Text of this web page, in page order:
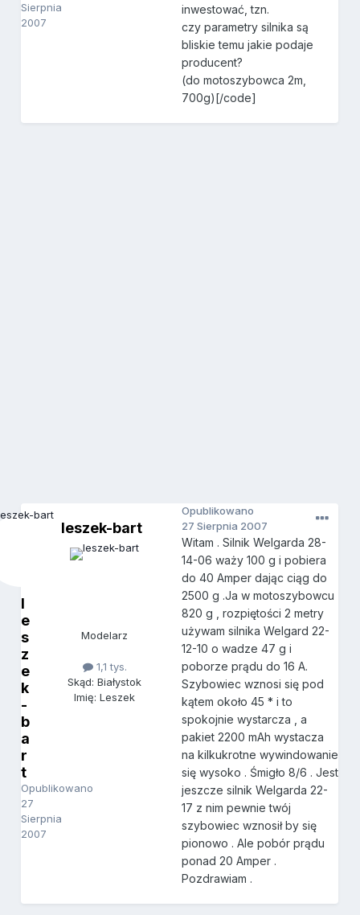
Sierpnia
2007
inwestować, tzn.
czy parametry silnika są
bliskie temu jakie podaje
producent?
(do motoszybowca 2m,
700g)[/code]
l
e
s
z
e
k
-
b
a
r
t
Opublikowano
27
Sierpnia
2007
leszek-bart
Modelarz
1,1 tys.
Skąd: Białystok
Imię: Leszek
Opublikowano
27 Sierpnia 2007
Witam . Silnik Welgarda 28-
14-06 waży 100 g i pobiera
do 40 Amper dając ciąg do
2500 g .Ja w motoszybowcu
820 g , rozpiętości 2 metry
używam silnika Welgard 22-
12-10 o wadze 47 g i
poborze prądu do 16 A.
Szybowiec wznosi się pod
kątem około 45 * i to
spokojnie wystarcza , a
pakiet 2200 mAh wystacza
na kilkukrotne wywindowanie
się wysoko . Śmigło 8/6 . Jest
jeszcze silnik Welgarda 22-
17 z nim pewnie twój
szybowiec wznosił by się
pionowo . Ale pobór prądu
ponad 20 Amper .
Pozdrawiam .